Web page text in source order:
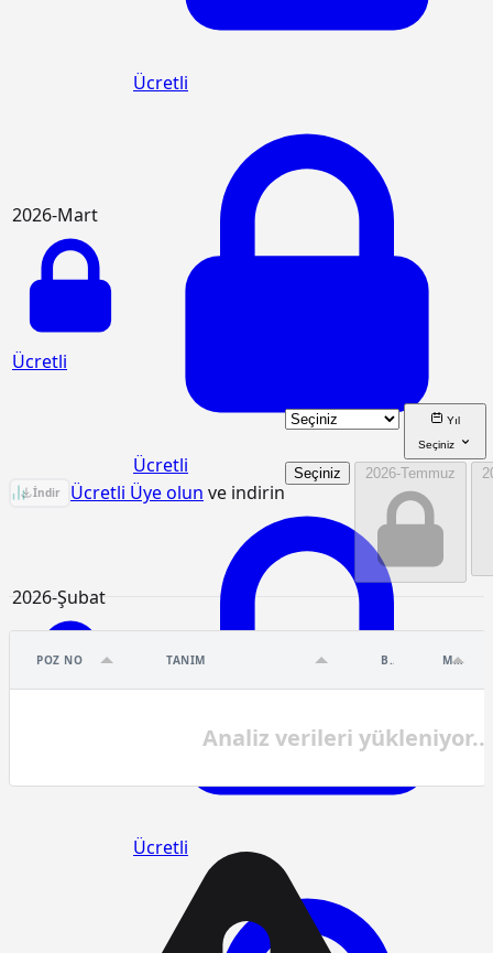
Ücretli
2026-Mart
Ücretli
Ücretli
2026-Şubat
Ücretli
77.145.1003 Birim Fiyat Analizi
İndir Ücretli Üye olun ve indirin
Yıl
Seçiniz
Seçiniz 2026-Temmuz
POZ NO TANIM BIRIM MIKTAR
Analiz verileri yükleniyor...